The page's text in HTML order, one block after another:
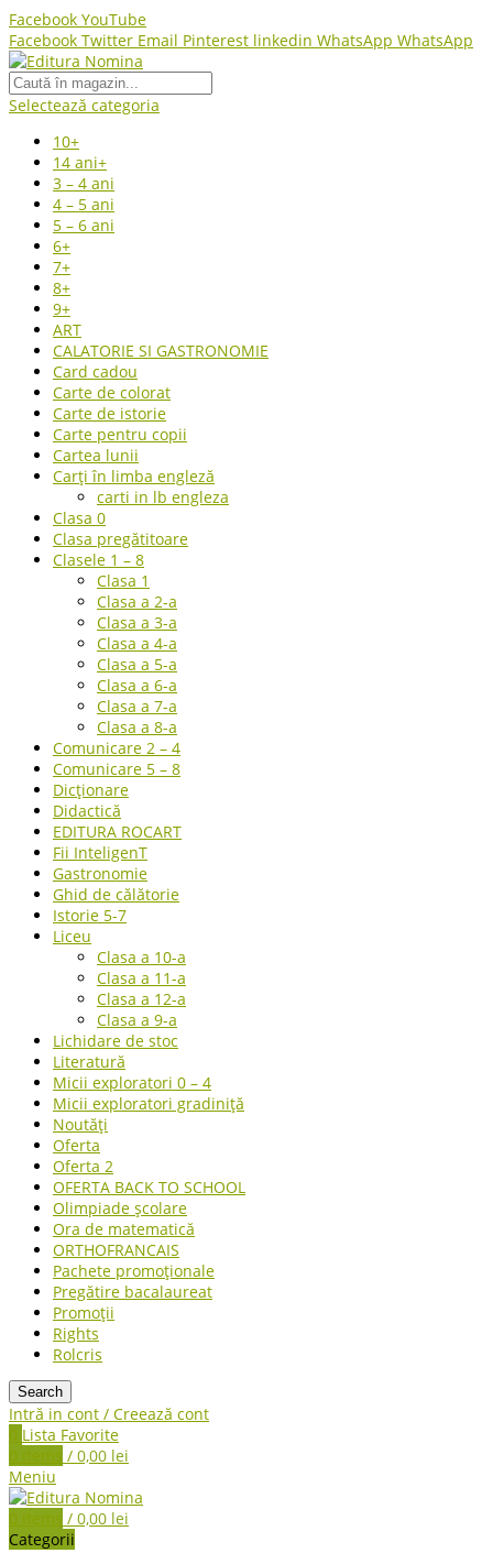
Facebook YouTube
Facebook Twitter Email Pinterest linkedin WhatsApp WhatsApp
Selectează categoria
10+
14 ani+
3 – 4 ani
4 – 5 ani
5 – 6 ani
6+
7+
8+
9+
ART
CALATORIE SI GASTRONOMIE
Card cadou
Carte de colorat
Carte de istorie
Carte pentru copii
Cartea lunii
Carți în limba engleză
carti in lb engleza
Clasa 0
Clasa pregătitoare
Clasele 1 – 8
Clasa 1
Clasa a 2-a
Clasa a 3-a
Clasa a 4-a
Clasa a 5-a
Clasa a 6-a
Clasa a 7-a
Clasa a 8-a
Comunicare 2 – 4
Comunicare 5 – 8
Dicționare
Didactică
EDITURA ROCART
Fii InteligenT
Gastronomie
Ghid de călătorie
Istorie 5-7
Liceu
Clasa a 10-a
Clasa a 11-a
Clasa a 12-a
Clasa a 9-a
Lichidare de stoc
Literatură
Micii exploratori 0 – 4
Micii exploratori gradiniță
Noutăți
Oferta
Oferta 2
OFERTA BACK TO SCHOOL
Olimpiade școlare
Ora de matematică
ORTHOFRANCAIS
Pachete promoționale
Pregătire bacalaureat
Promoții
Rights
Rolcris
Search
Intră in cont / Creează cont
0 Lista Favorite
0 items / 0,00 lei
Meniu
0 items / 0,00 lei
Categorii